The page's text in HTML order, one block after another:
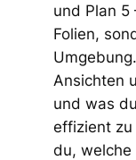
und Plan 5
Folien,
Ansichten
und was
effizient
du, welche